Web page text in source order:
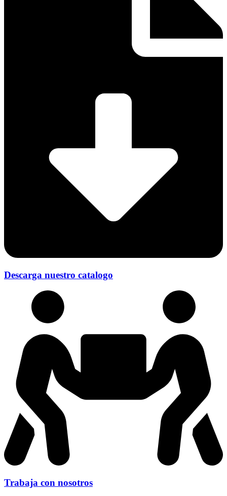
Descarga nuestro catalogo
Trabaja con nosotros